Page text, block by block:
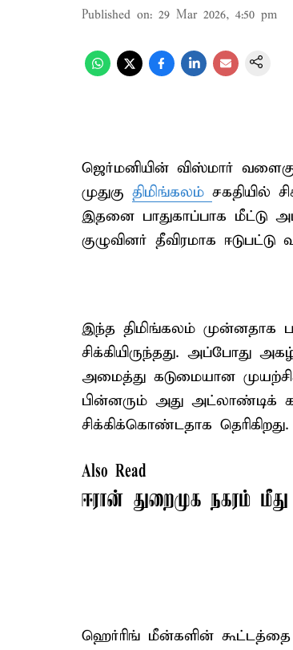
Published on: 29 Mar 2026, 4:50 pm
ஜெர்மனியின் விஸ்மார்
முதுகு திமிங்கலம் சகதியில்
இதனை பாதுகாப்பாக மீட்டு
குழுவினர் தீவிரமாக ஈடுபட்டு
இந்த திமிங்கலம் முன்னதாக
சிக்கியிருந்தது. அப்போது
அமைத்து கடுமையான
பின்னரும் அது அட்லாண்டிக்
சிக்கிக்கொண்டதாக தெரிகிறது.
Also Read
ஈரான் துறைமுக நகரம்
ஹெர்ரிங் மீன்களின்